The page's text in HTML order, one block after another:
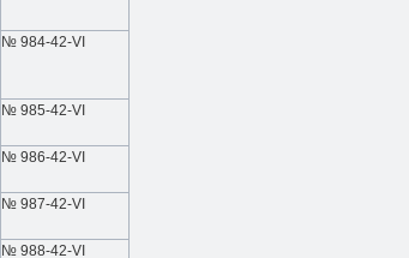
№ 984-42-VI
№ 985-42-VI
№ 986-42-VI
№ 987-42-VI
№ 988-42-VI